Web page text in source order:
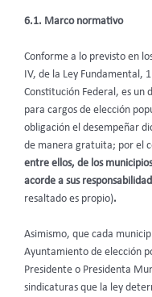
6.1. Marco normativo
Conforme a lo previsto en
IV, de la Ley Fundamental,
Constitución Federal, es un
para cargos de elección
obligación el desempeñar
de manera gratuita; por el
entre ellos, de los
acorde a sus
resaltado es propio).
Asimismo, que cada
Ayuntamiento de elección
Presidente o Presidenta
sindicaturas que la ley